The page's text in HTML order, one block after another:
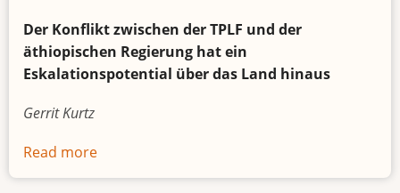
Der Konflikt zwischen der TPLF und der
äthiopischen Regierung hat ein
Eskalationspotential über das Land hinaus
Gerrit Kurtz
Read more
Die